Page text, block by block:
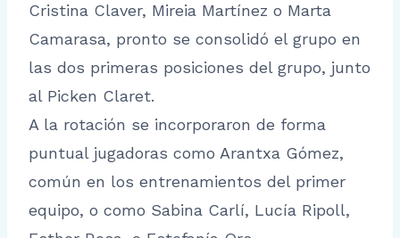
Cristina Claver, Mireia Martínez o Marta
Camarasa, pronto se consolidó el grupo en
las dos primeras posiciones del grupo, junto
al Picken Claret.
A la rotación se incorporaron de forma
puntual jugadoras como Arantxa Gómez,
común en los entrenamientos del primer
equipo, o como Sabina Carlí, Lucía Ripoll,